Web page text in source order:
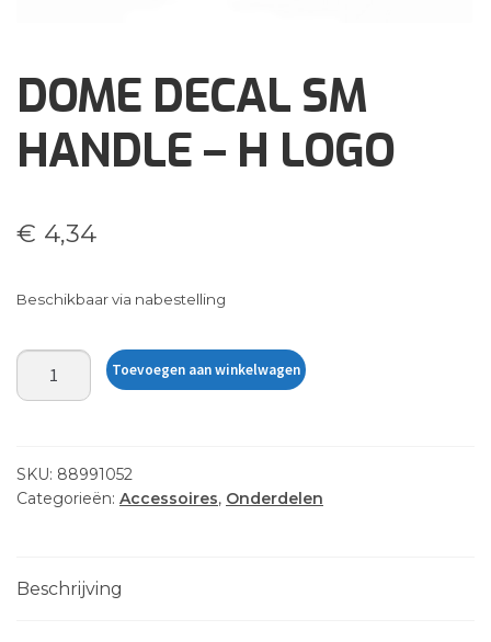
DOME DECAL SM
HANDLE – H LOGO
€ 4,34
Beschikbaar via nabestelling
DOME
DECAL
-
H
Toevoegen aan winkelwagen
SKU: 88991052
Categorieën: Accessoires, Onderdelen
Beschrijving